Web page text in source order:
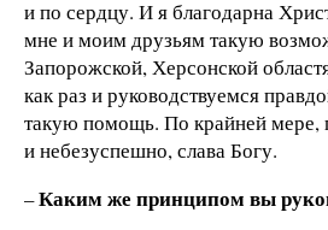
и по сердцу. И я благодарна
мне и моим друзьям такую
Запорожской, Херсонской
как раз и руководствуемся
такую помощь. По крайней мере,
и небезуспешно, слава Богу.
–Каким же принципом вы